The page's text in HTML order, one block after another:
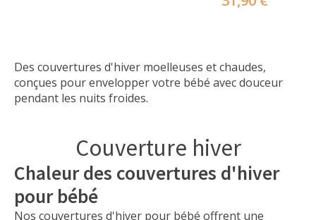
Des couvertures d'hiver moelleuses et chaudes,
conçues pour envelopper votre bébé avec douceur
pendant les nuits froides.
Couverture hiver
Chaleur des couvertures d'hiver
pour bébé
Nos couvertures d'hiver pour bébé offrent une